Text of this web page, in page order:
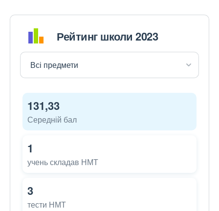
Рейтинг школи 2023
131,33
Середній бал
1
учень складав НМТ
3
тести НМТ